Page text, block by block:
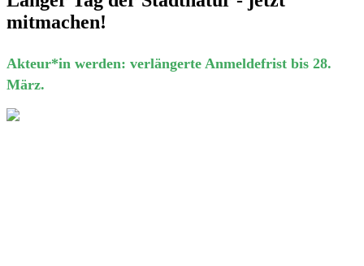
mitmachen!
Akteur*in werden: verlängerte Anmeldefrist bis 28.
März.